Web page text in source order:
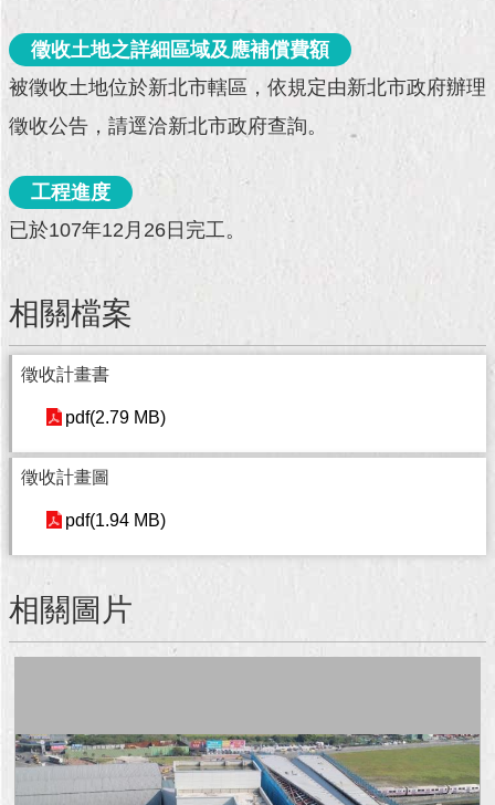
與
民
互
動
活
動
主
回
首
站
導
English
常
問
即
時
聞
徵收土地之詳細區域及應補償費額
被徵收土地位於新北市轄區，依規定由新北市政府辦理
徵收公告，請逕洽新北市政府查詢。
工程進度
已於107年12月26日完工。
相關檔案
徵收計畫書
pdf(2.79 MB)
徵收計畫圖
pdf(1.94 MB)
相關圖片